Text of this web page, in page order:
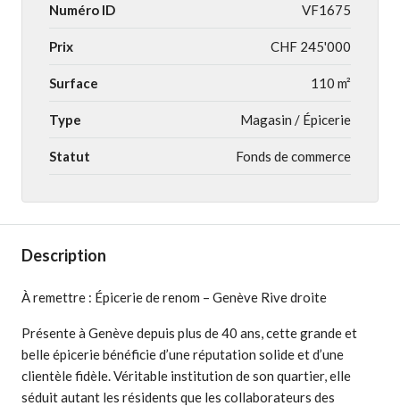
Numéro ID VF1675
Prix CHF 245'000
Surface 110 m²
Type Magasin / Épicerie
Statut Fonds de commerce
Description
À remettre : Épicerie de renom – Genève Rive droite
Présente à Genève depuis plus de 40 ans, cette grande et
belle épicerie bénéficie d’une réputation solide et d’une
clientèle fidèle. Véritable institution de son quartier, elle
séduit autant les résidents que les collaborateurs des